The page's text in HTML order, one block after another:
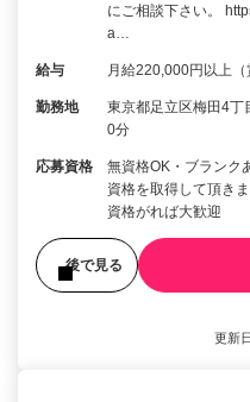
にご相談下さい。
a…
給与 月給220,000円以上（
勤務地
東京都足立区梅田4丁
0分
応募資格
無資格OK・ブラン
資格を取得して頂き
資格がれば大歓迎
後で見る
更新